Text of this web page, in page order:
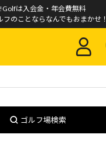
は入会金・年会費無料
フのことならなんでもおまかせ！
ゴルフ場検索